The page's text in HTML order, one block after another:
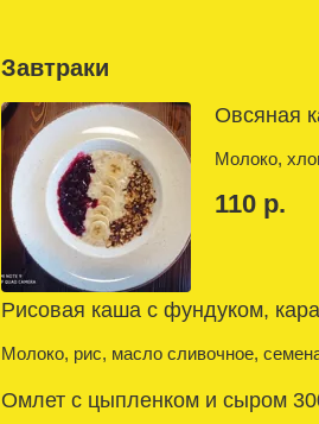
Завтраки
Овсяная
Молоко,
110 р.
Рисовая каша с фундуком,
Молоко, рис, масло сливочное,
Омлет с цыпленком и сыром